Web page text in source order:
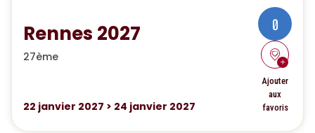
Rennes 2027
27ème
22 janvier 2027 > 24 janvier 2027
0
Ajouter
aux
favoris